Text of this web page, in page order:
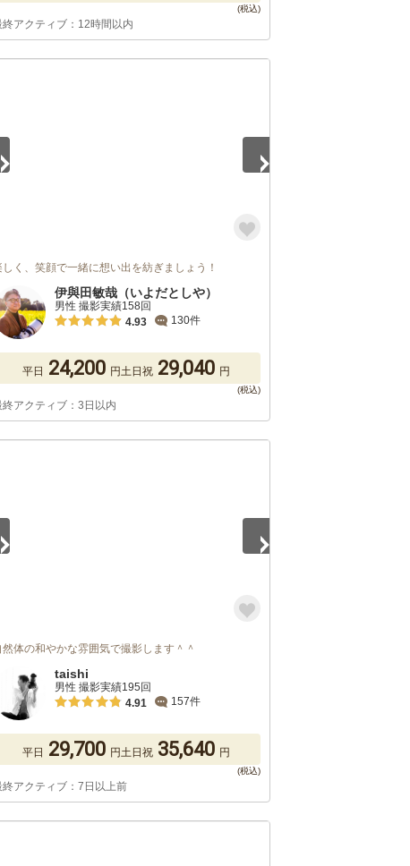
終アクティブ：12時間以内
しく、笑顔で一緒に想い出を紡ぎましょう！
伊與田敏哉（いよだとしや）
男性 撮影実績158回
4.93
130件
平日 24,200 円土日祝 29,040 円
終アクティブ：3日以内
然体の和やかな雰囲気で撮影します＾＾
taishi
男性 撮影実績195回
4.91
157件
平日 29,700 円土日祝 35,640 円
終アクティブ：7日以上前